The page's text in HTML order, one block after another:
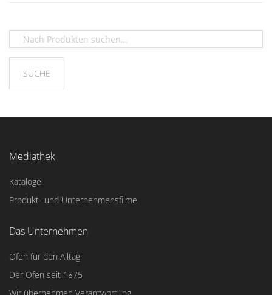
Mediathek
Kataloge
Produkt- und Unternehmensfilme
Das Unternehmen
Öfen für den Alltag
Der Ofen seit 1875